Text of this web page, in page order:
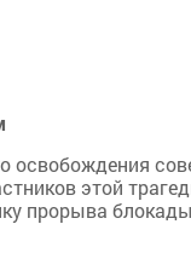
освобождения
этой
прорыва